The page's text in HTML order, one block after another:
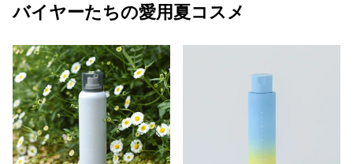
バイヤーたちの愛用夏コスメ